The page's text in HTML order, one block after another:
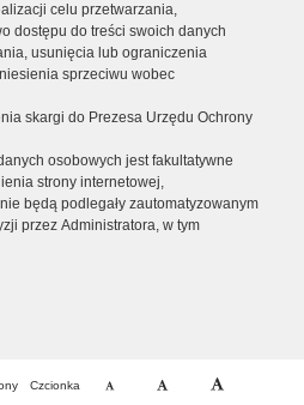
celu przetwarzania,
dostępu do treści swoich danych
usunięcia lub ograniczenia
sprzeciwu wobec
skargi do Prezesa Urzędu Ochrony
osobowych jest fakultatywne
strony internetowej,
będą podlegały zautomatyzowanym
przez Administratora, w tym
Czcionka